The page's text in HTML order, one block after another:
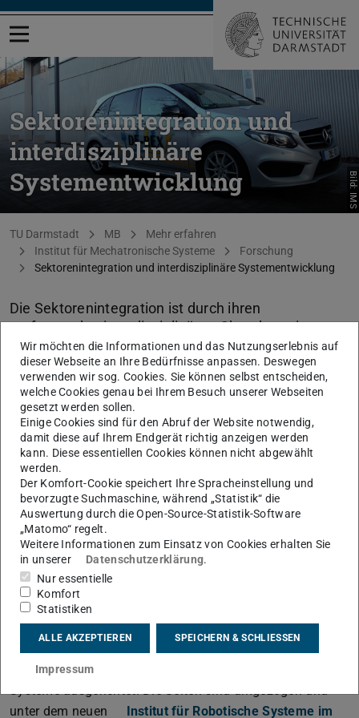
Menü öffnen
Sektorenintegration und
interdisziplinäre
Systementwicklung
Bild: IMS
Sie befinden sich hier:
TU Darmstadt MB
Mehr erfahren
Institut für Mechatronische Systeme
Forschung
Sektorenintegration und interdisziplinäre Systementwicklung
Die Sektorenintegration ist durch ihren
umfassenden interdisziplinären Charakter eine
ganz besonders herausfordernde Aufgabe der
Systemintegration. Heute sind die technischen
Probleme ganzheitlich zu betrachten und
insbesondere um die Dimensionen „Mensch“ und
„Umwelt“ zu erweitern. Das IMS ist durch die breite
thematische Ausrichtung ideal aufgestellt, um in
den Bereichen Sektorenintegration und
interdisziplinäre Systementwicklung einen
wichtigen Beitrag zur Gestaltung der anstehenden
Paradigmenwechsel zu leisten.
KONTAKT
Hinweis
zentralen Schwerpunkt inzwischen auf robotische
unter dem neuen
Institut für Robotische Systeme im
Wir möchten die Informationen und das Nutzungserlebnis auf
dieser Webseite an Ihre Bedürfnisse anpassen. Deswegen
verwenden wir sog. Cookies. Sie können selbst entscheiden,
welche Cookies genau bei Ihrem Besuch unserer Webseiten
gesetzt werden sollen.
Einige Cookies sind für den Abruf der Website notwendig,
damit diese auf Ihrem Endgerät richtig anzeigen werden
kann. Diese essentiellen Cookies können nicht abgewählt
werden.
Der Komfort-Cookie speichert Ihre Spracheinstellung und
bevorzugte Suchmaschine, während „Statistik“ die
Auswertung durch die Open-Source-Statistik-Software
„Matomo“ regelt.
Weitere Informationen zum Einsatz von Cookies erhalten Sie
in unserer
Datenschutzerklärung.
Nur essentielle
Komfort
Statistiken
ALLE AKZEPTIEREN SPEICHERN & SCHLIESSEN
Impressum